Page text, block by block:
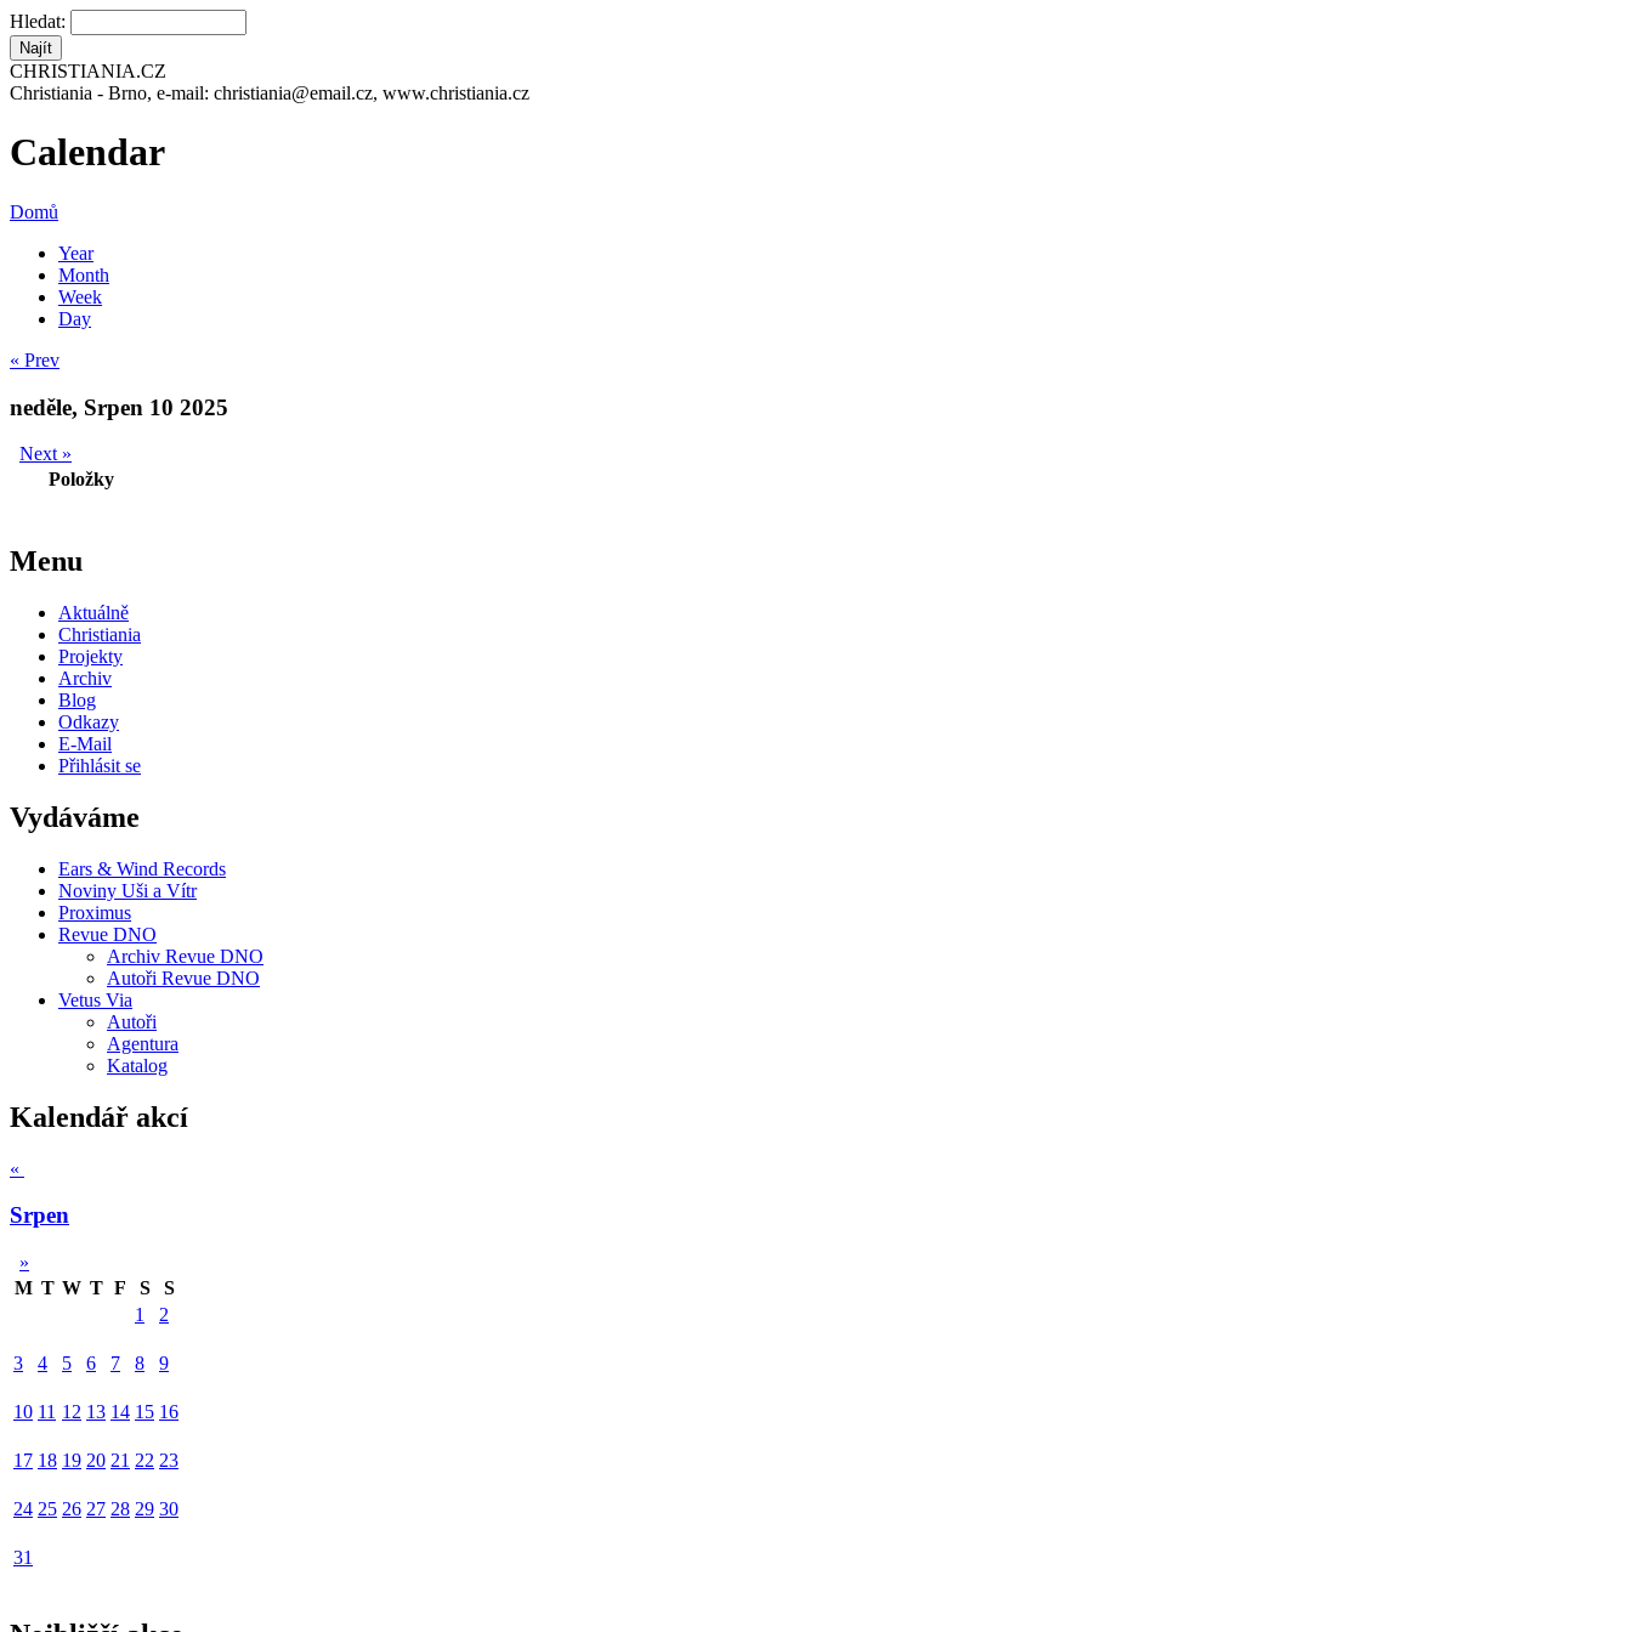
Hledat:
CHRISTIANIA.CZ
Christiania - Brno, e-mail: christiania@email.cz, www.christiania.cz
Calendar
Domů
Year
Month
Week
Day
« Prev
neděle, Srpen 10 2025
Next »
Položky
Menu
Aktuálně
Christiania
Projekty
Archiv
Blog
Odkazy
E-Mail
Přihlásit se
Vydáváme
Ears & Wind Records
Noviny Uši a Vítr
Proximus
Revue DNO
Archiv Revue DNO
Autoři Revue DNO
Vetus Via
Autoři
Agentura
Katalog
Kalendář akcí
«
Srpen
»
M T W T F S
S
1
2
3 4 5 6 7 8 9
10 11 12 13 14 15 16
17 18 19 20 21 22 23
24 25 26 27 28 29 30
31